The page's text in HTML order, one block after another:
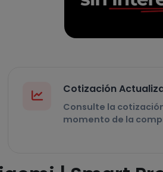
Cotización
Consulte la
momento de la